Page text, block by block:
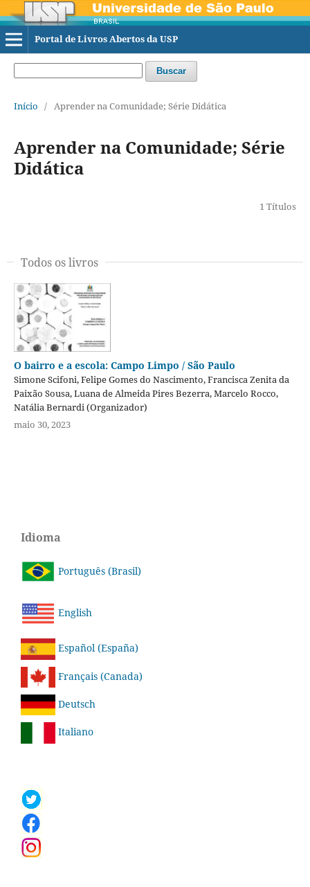
Portal de Livros Abertos da USP
Buscar
Início / Aprender na Comunidade; Série Didática
Aprender na Comunidade; Série
Didática
1 Títulos
Todos os livros
O bairro e a escola: Campo Limpo / São Paulo
Simone Scifoni, Felipe Gomes do Nascimento, Francisca Zenita da
Paixão Sousa, Luana de Almeida Pires Bezerra, Marcelo Rocco,
Natália Bernardi (Organizador)
maio 30, 2023
Idioma
Português (Brasil)
English
Español (España)
Français (Canada)
Deutsch
Italiano